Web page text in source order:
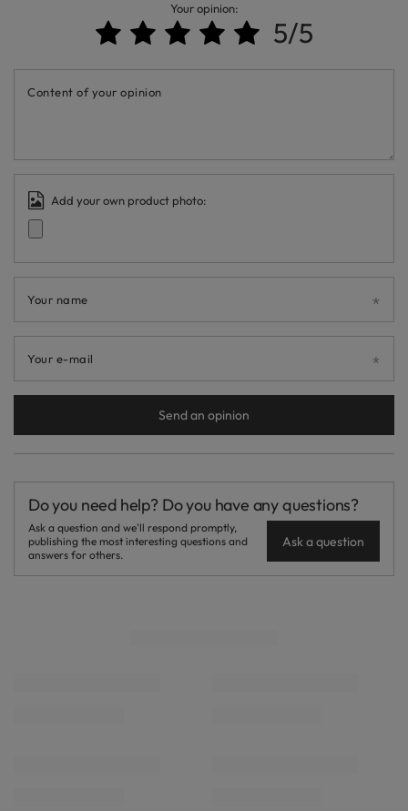
Your opinion:
5/5
Content of your opinion
Add your own product photo:
Your name
Your e-mail
Send an opinion
Do you need help? Do you have any questions?
Ask a question and we'll respond promptly,
publishing the most interesting questions and
answers for others.
Ask a question